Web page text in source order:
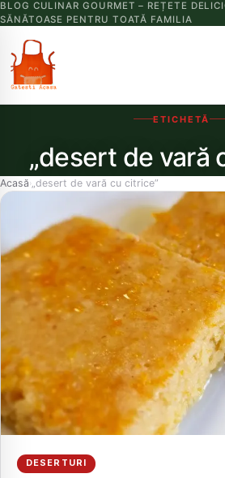
BLOG CULINAR GOURMET – REȚETE
SĂNĂTOASE PENTRU TOATĂ FAMILIA
ETICHETĂ
„desert de vară
Acasă›„desert de vară cu citrice”
DESERTURI